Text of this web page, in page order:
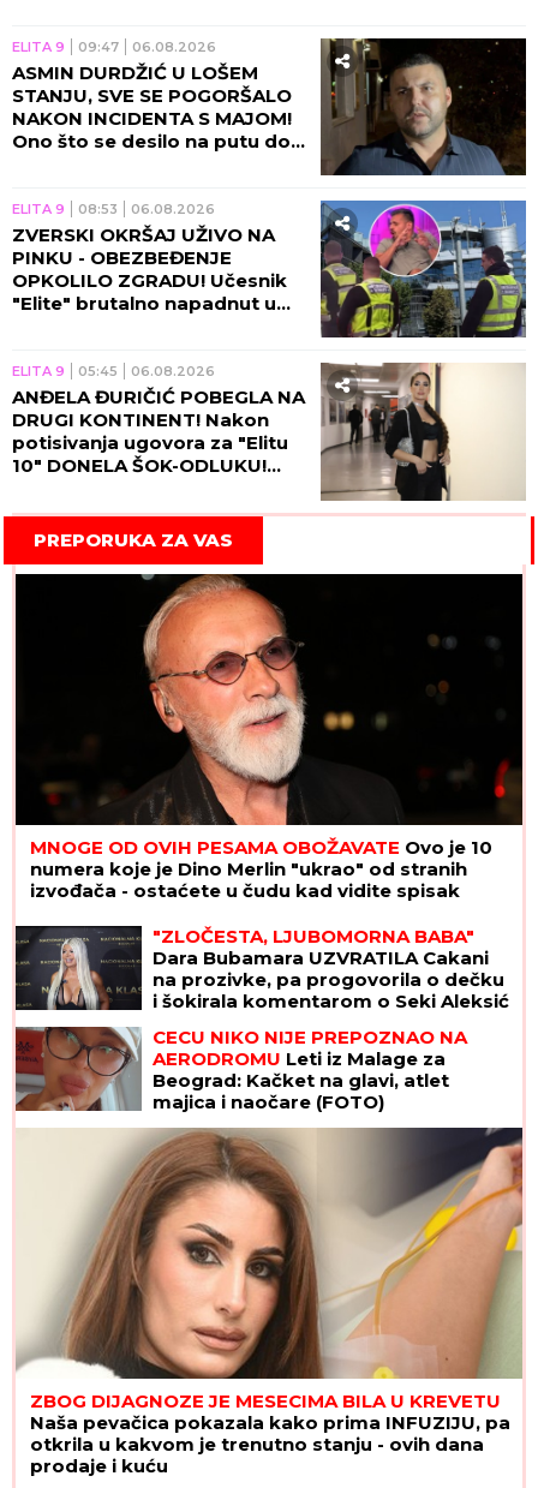
ELITA 9 09:47 06.08.2026
ASMIN DURDŽIĆ U LOŠEM
STANJU, SVE SE POGORŠALO
NAKON INCIDENTA S MAJOM!
Ono što se desilo na putu do
ELITA 9 08:53 06.08.2026
ZVERSKI OKRŠAJ UŽIVO NA
PINKU - OBEZBEĐENJE
OPKOLILO ZGRADU! Učesnik
"Elite" brutalno napadnut u
ELITA 9 05:45 06.08.2026
ANĐELA ĐURIČIĆ POBEGLA NA
DRUGI KONTINENT! Nakon
potisivanja ugovora za "Elitu
10" DONELA ŠOK-ODLUKU!
PREPORUKA ZA VAS
MNOGE OD OVIH PESAMA OBOŽAVATE Ovo je 10
numera koje je Dino Merlin "ukrao" od stranih
izvođača - ostaćete u čudu kad vidite spisak
"ZLOČESTA, LJUBOMORNA BABA"
Dara Bubamara UZVRATILA Cakani
na prozivke, pa progovorila o dečku
i šokirala komentarom o Seki Aleksić
CECU NIKO NIJE PREPOZNAO NA
AERODROMU Leti iz Malage za
Beograd: Kačket na glavi, atlet
majica i naočare (FOTO)
ZBOG DIJAGNOZE JE MESECIMA BILA U KREVETU
Naša pevačica pokazala kako prima INFUZIJU, pa
otkrila u kakvom je trenutno stanju - ovih dana
prodaje i kuću